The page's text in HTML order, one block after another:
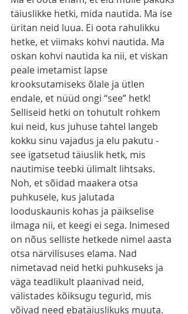
täiuslikke hetki, mida nautida. Ma ise
üritan neid luua. Ei oota rahulikku
hetke, et viimaks kohvi nautida. Ma
oskan kohvi nautida ka nii, et viskan
peale imetamist lapse
krooksutamiseks õlale ja ütlen
endale, et nüüd ongi “see” hetk!
Selliseid hetki on tohutult rohkem
kui neid, kus juhuse tahtel langeb
kokku sinu vajadus ja elu pakutu -
see igatsetud täiuslik hetk, mis
nautimise teebki ülimalt lihtsaks.
Noh, et sõidad maakera otsa
puhkusele, kus jalutada
looduskaunis kohas ja päikselise
ilmaga nii, et keegi ei sega. Inimesed
on nõus selliste hetkede nimel aasta
otsa närvilisuses elama. Nad
nimetavad neid hetki puhkuseks ja
väga teadlikult plaanivad neid,
välistades kõiksugu tegurid, mis
võivad need ebatäiuslikuks muuta.